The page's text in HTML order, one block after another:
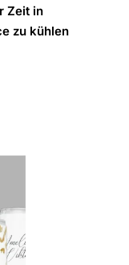
Zeit in
zu kühlen